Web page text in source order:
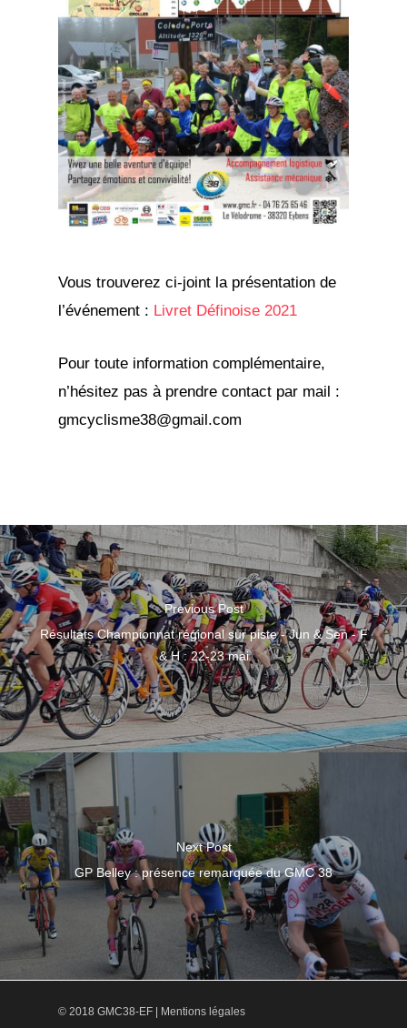
Vous trouverez ci-joint la présentation de
l’événement : Livret Définoise 2021
Pour toute information complémentaire,
n’hésitez pas à prendre contact par mail :
gmcyclisme38@gmail.com
Previous Post
Résultats Championnat régional sur piste - Jun & Sen - F
& H : 22-23 mai
Next Post
GP Belley : présence remarquée du GMC 38
© 2018 GMC38-EF | Mentions légales